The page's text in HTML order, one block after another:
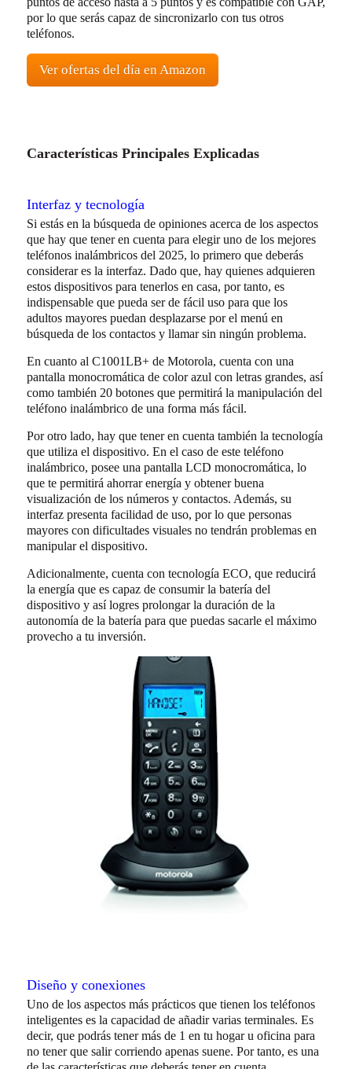
por lo que serás capaz de sincronizarlo con tus otros
teléfonos.
Ver ofertas del día en Amazon
Características Principales Explicadas
Interfaz y tecnología
Si estás en la búsqueda de opiniones acerca de los aspectos
que hay que tener en cuenta para elegir uno de los mejores
teléfonos inalámbricos del 2025, lo primero que deberás
considerar es la interfaz. Dado que, hay quienes adquieren
estos dispositivos para tenerlos en casa, por tanto, es
indispensable que pueda ser de fácil uso para que los
adultos mayores puedan desplazarse por el menú en
búsqueda de los contactos y llamar sin ningún problema.
En cuanto al C1001LB+ de Motorola, cuenta con una
pantalla monocromática de color azul con letras grandes, así
como también 20 botones que permitirá la manipulación del
teléfono inalámbrico de una forma más fácil.
Por otro lado, hay que tener en cuenta también la tecnología
que utiliza el dispositivo. En el caso de este teléfono
inalámbrico, posee una pantalla LCD monocromática, lo
que te permitirá ahorrar energía y obtener buena
visualización de los números y contactos. Además, su
interfaz presenta facilidad de uso, por lo que personas
mayores con dificultades visuales no tendrán problemas en
manipular el dispositivo.
Adicionalmente, cuenta con tecnología ECO, que reducirá
la energía que es capaz de consumir la batería del
dispositivo y así logres prolongar la duración de la
autonomía de la batería para que puedas sacarle el máximo
provecho a tu inversión.
Diseño y conexiones
Uno de los aspectos más prácticos que tienen los teléfonos
inteligentes es la capacidad de añadir varias terminales. Es
decir, que podrás tener más de 1 en tu hogar u oficina para
no tener que salir corriendo apenas suene. Por tanto, es una